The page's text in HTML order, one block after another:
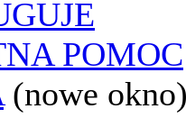
POMOC
(nowe